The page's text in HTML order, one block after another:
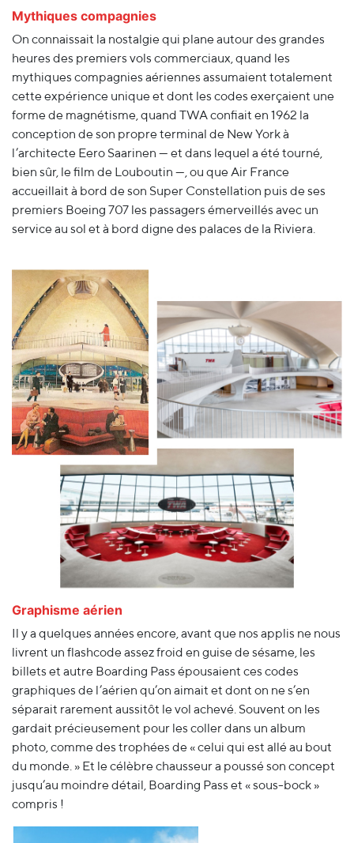
Mythiques compagnies
On connaissait la nostalgie qui plane autour des grandes
heures des premiers vols commerciaux, quand les
mythiques compagnies aériennes assumaient totalement
cette expérience unique et dont les codes exerçaient une
forme de magnétisme, quand TWA confiait en 1962 la
conception de son propre terminal de New York à
l’architecte Eero Saarinen — et dans lequel a été tourné,
bien sûr, le film de Louboutin —, ou que Air France
accueillait à bord de son Super Constellation puis de ses
premiers Boeing 707 les passagers émerveillés avec un
service au sol et à bord digne des palaces de la Riviera.
Graphisme aérien
Il y a quelques années encore, avant que nos applis ne nous
livrent un flashcode assez froid en guise de sésame, les
billets et autre Boarding Pass épousaient ces codes
graphiques de l’aérien qu’on aimait et dont on ne s’en
séparait rarement aussitôt le vol achevé. Souvent on les
gardait précieusement pour les coller dans un album
photo, comme des trophées de « celui qui est allé au bout
du monde. » Et le célèbre chausseur a poussé son concept
jusqu’au moindre détail, Boarding Pass et « sous-bock »
compris !